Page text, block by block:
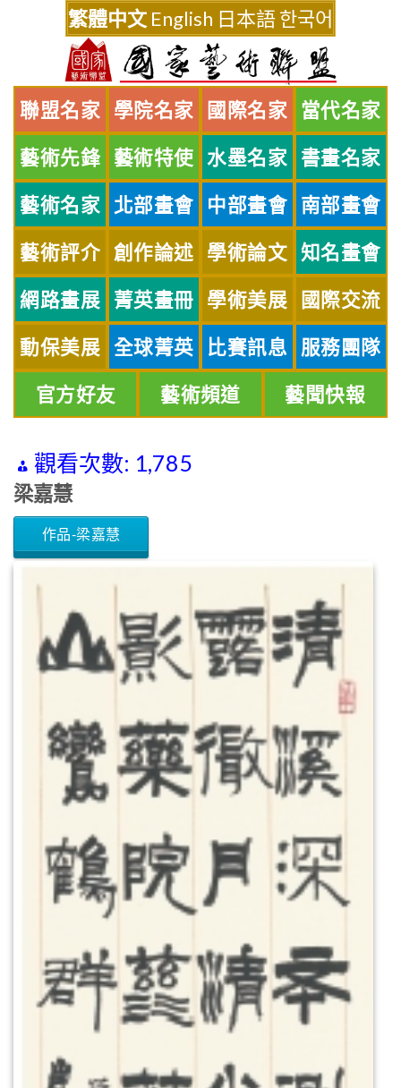
繁體中文 English 日本語한국어
聯盟名家 學院名家 國際名家 當代名家
藝術先鋒 藝術特使 水墨名家 書畫名家
藝術名家 北部畫會 中部畫會 南部畫會
藝術評介 創作論述 學術論文 知名畫會
網路畫展 菁英畫冊 學術美展 國際交流
動保美展 全球菁英 比賽訊息 服務團隊
官方好友 藝術頻道 藝聞快報
觀看次數: 1,785
梁嘉慧
作品-梁嘉慧